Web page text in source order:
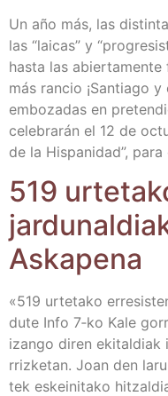
Un año más, las
las “lai­cas” y
has­ta las
más ran­cio ¡San­tia­go
embo­za­das en
cele­bra­rán el 12 de
de la His­pa­ni­dad”,
519
Askapena
«519 urte­ta­ko
dute Info 7‑ko Kale
izan­go diren
rriz­ke­tan. Joan den
tek eskei­ni­ta­ko